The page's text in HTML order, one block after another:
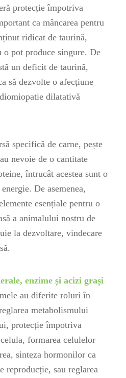
protecție împotriva
ca mâncarea pentru
ridicat de taurină,
o pot produce singure. De
un deficit de taurină,
să dezvolte o afecțiune
dilatativă
specifică de carne, pește
nevoie de o cantitate
întrucât acestea sunt o
De asemenea,
esențiale pentru o
a animalului nostru de
la dezvoltare, vindecare
enzime și acizi grași
au diferite roluri în
metabolismului
protecție împotriva
formarea celulelor
sinteza hormonilor ca
reproducție, sau reglarea